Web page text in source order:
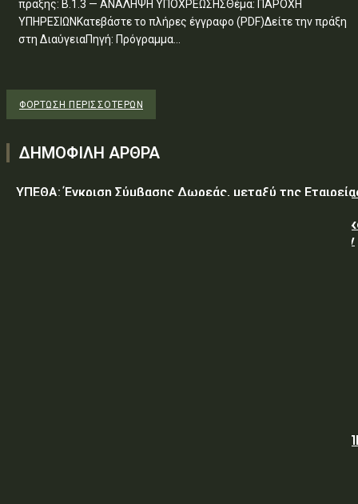
πράξης: Β.1.3 — ΑΝΑΛΗΨΗ ΥΠΟΧΡΕΩΣΗΣΘέμα: ΠΑΡΟΧΗ
ΥΠΗΡΕΣΙΩΝΚατεβάστε το πλήρες έγγραφο (PDF)Δείτε την πράξη
στη ΔιαύγειαΠηγή: Πρόγραμμα...
ΦΌΡΤΩΣΗ ΠΕΡΙΣΣΟΤΈΡΩΝ
ΔΗΜΟΦΙΛΗ ΑΡΘΡΑ
ΥΠΕΘΑ: Έγκριση Σύμβασης Δωρεάς, μεταξύ της
Ελληνικού Δημοσίου – Υπουργείο-Εθνικής Άμυνας-
Επιτελείο Αεροπορίας-Σχολή Μονίμων Υπαξιωματικών
Όμιλος ΔΕΗ: Νέα συμφωνία για χαρτοφυλάκιο έργων